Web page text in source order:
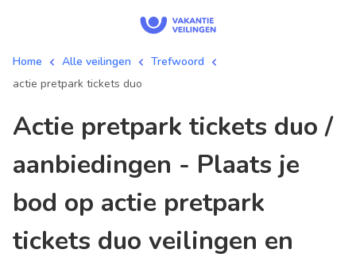
Home Alle veilingen
Trefwoord
actie pretpark tickets duo
actie pretpark tickets duo /
aanbiedingen - Plaats je
bod op actie pretpark
tickets duo veilingen en